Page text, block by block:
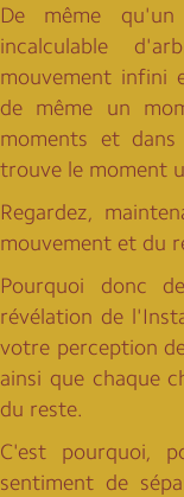
De même
incalculable
mouvement infini
de même un
moments et
trouve le moment
Regardez,
mouvement et du
Pourquoi donc
révélation de
votre perception
ainsi que chaque
du reste.
C'est pourquoi,
sentiment de